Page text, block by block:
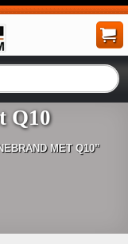
Q10
MET Q10”